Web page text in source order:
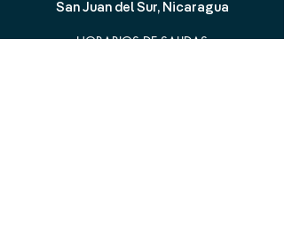
San Juan del Sur, Nicaragua
HORARIOS DE SALIDAS